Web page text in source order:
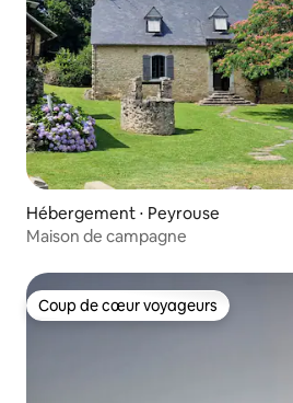
Hébergement ⋅ Peyrouse
Maison de campagne
Coup de cœur voyageurs
Coup de cœur voyageurs